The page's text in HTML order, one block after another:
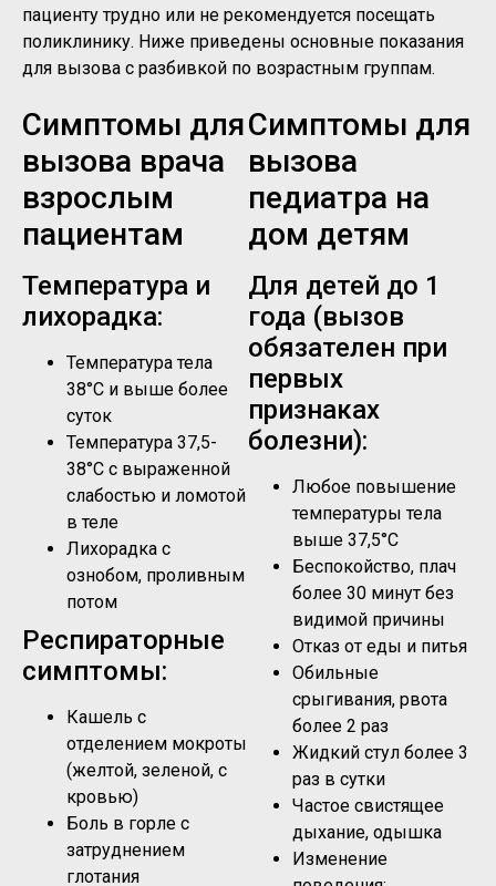
пациенту трудно или не рекомендуется посещать
поликлинику. Ниже приведены основные показания
для вызова с разбивкой по возрастным группам.
Симптомы для
вызова врача
взрослым
пациентам
Температура и
лихорадка:
Температура тела
38°C и выше более
суток
Температура 37,5-
38°C с выраженной
слабостью и ломотой
в теле
Лихорадка с
ознобом, проливным
потом
Респираторные
симптомы:
Кашель с
отделением мокроты
(желтой, зеленой, с
кровью)
Боль в горле с
затруднением
глотания
Симптомы для
вызова
педиатра на
дом детям
Для детей до 1
года (вызов
обязателен при
первых
признаках
болезни):
Любое повышение
температуры тела
выше 37,5°C
Беспокойство, плач
более 30 минут без
видимой причины
Отказ от еды и питья
Обильные
срыгивания, рвота
более 2 раз
Жидкий стул более 3
раз в сутки
Частое свистящее
дыхание, одышка
Изменение